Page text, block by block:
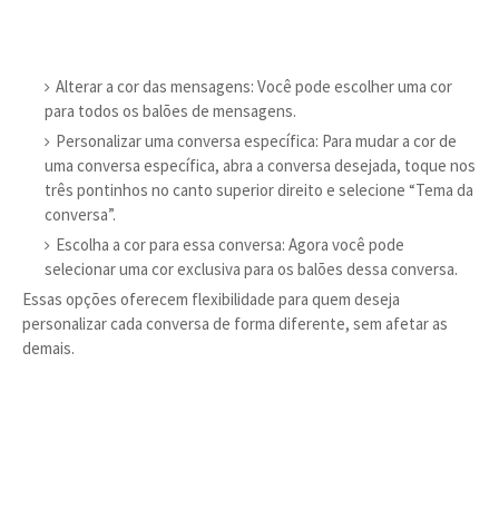
Alterar a cor das mensagens: Você pode escolher uma cor
para todos os balões de mensagens.
Personalizar uma conversa específica: Para mudar a cor de
uma conversa específica, abra a conversa desejada, toque nos
três pontinhos no canto superior direito e selecione “Tema da
conversa”.
Escolha a cor para essa conversa: Agora você pode
selecionar uma cor exclusiva para os balões dessa conversa.
Essas opções oferecem flexibilidade para quem deseja
personalizar cada conversa de forma diferente, sem afetar as
demais.